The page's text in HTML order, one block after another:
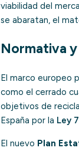
viabilidad del
se abaratan, el
Normativa
El marco europeo
como el cerrado
objetivos de
España por la Ley
El nuevo Plan